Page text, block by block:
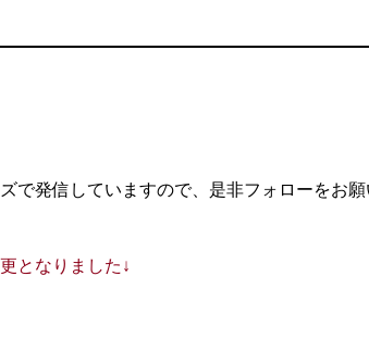
で発信していますので、是非フォローをお願
となりました↓